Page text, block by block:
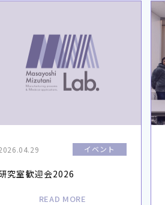
イベント
究室歓迎会2026
READ MORE